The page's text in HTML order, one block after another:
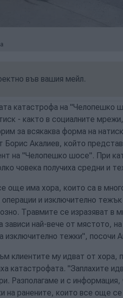
във вашия мейл.
катастрофа на "Челопешко
- както в социалните
за всякаква форма на
Борис Акалиев, който
на "Челопешко шосе". При
човека получиха средни и
още има хора, които са в
и изключително
Травмите се изразяват в
зависи най-вече от мястото,
изключително тежки", посочи
клиентите му идват от хора,
катастрофата. "Заплахите
Разполагаме и с
на ранените, които все още